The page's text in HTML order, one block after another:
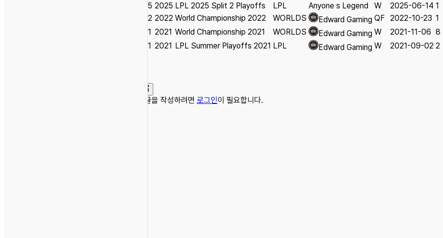
S15 2025 LPL 2025 Split 2 Playoffs LPL Anyone s Legend W 2025-06-14 1
S12 2022 World Championship 2022 WORLDS Edward Gaming QF 2022-10-23 1
S11 2021 World Championship 2021 WORLDS Edward Gaming W 2021-11-06 8
S11 2021 LPL Summer Playoffs 2021 LPL Edward Gaming W 2021-09-02 2
댓글을 작성하려면 로그인이 필요합니다.